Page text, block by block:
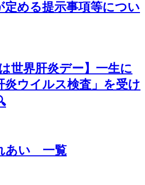
定める提示事項等につい
は世界肝炎デー】一生に
炎ウイルス検査」を受け
あい 一覧